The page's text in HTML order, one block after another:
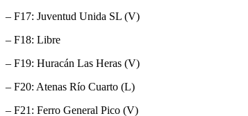
– F17: Juventud Unida SL (V)
– F18: Libre
– F19: Huracán Las Heras (V)
– F20: Atenas Río Cuarto (L)
– F21: Ferro General Pico (V)